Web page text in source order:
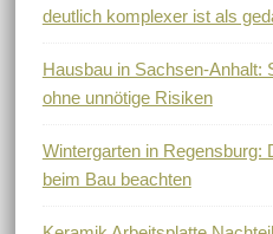
deutlich komplexer ist als
Hausbau in Sachsen-Anhalt:
ohne unnötige Risiken
Wintergarten in Regensburg:
beim Bau beachten